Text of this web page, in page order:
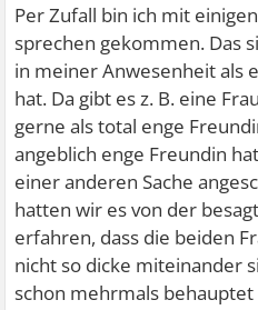
Per Zufall bin ich mit
sprechen gekommen. Das
in meiner Anwesenheit als
hat. Da gibt es z. B. eine
gerne als total enge
angeblich enge Freundin
einer anderen Sache
hatten wir es von der
erfahren, dass die beiden
nicht so dicke miteinander
schon mehrmals